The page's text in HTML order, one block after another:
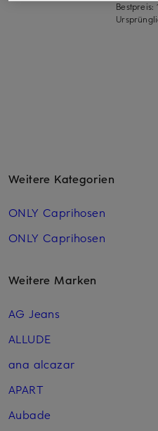
Bestpreis:
Weitere Kategorien
ONLY Caprihosen
ONLY Caprihosen
Weitere Marken
AG Jeans
ALLUDE
ana alcazar
APART
Aubade